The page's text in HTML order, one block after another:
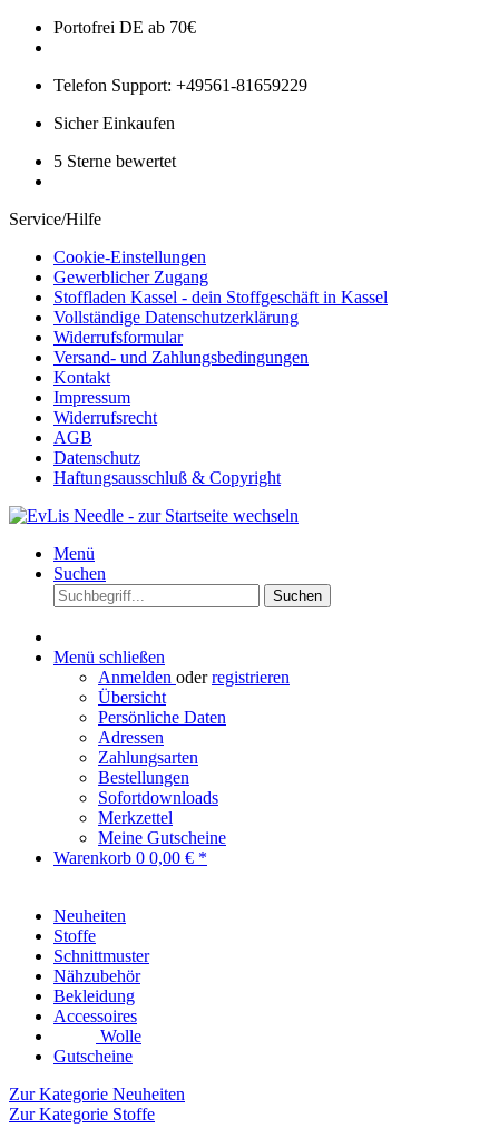
Portofrei DE ab 70€
Telefon Support: +49561-81659229
Sicher Einkaufen
5 Sterne bewertet
Service/Hilfe
Cookie-Einstellungen
Gewerblicher Zugang
Stoffladen Kassel - dein Stoffgeschäft in Kassel
Vollständige Datenschutzerklärung
Widerrufsformular
Versand- und Zahlungsbedingungen
Kontakt
Impressum
Widerrufsrecht
AGB
Datenschutz
Haftungsausschluß & Copyright
Menü
Suchen
Suchen
Menü schließen
Anmelden oderregistrieren
Übersicht
Persönliche Daten
Adressen
Zahlungsarten
Bestellungen
Sofortdownloads
Merkzettel
Meine Gutscheine
Warenkorb 0 0,00 € *
Neuheiten
Stoffe
Schnittmuster
Nähzubehör
Bekleidung
Accessoires
Wolle
Gutscheine
Zur Kategorie Neuheiten
Zur Kategorie Stoffe